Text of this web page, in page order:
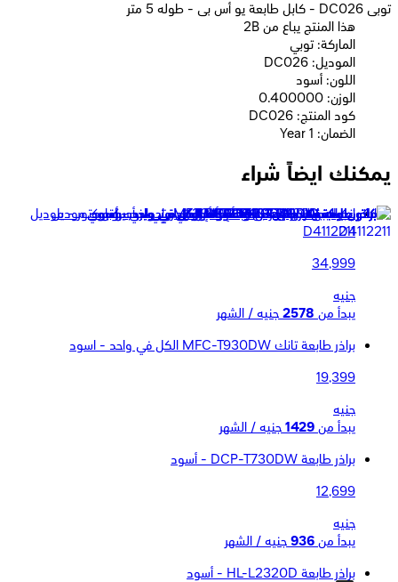
توبى DC026 - كابل طابعة يو أس بى - طوله 5 متر
2B هذا المنتج يباع من
الماركة: توبي
الموديل: DC026
اللون: أسود
الوزن: 0.400000
كود المنتج: DC026
الضمان: 1 Year
يمكنك ايضاً شراء
انكر نيبولا جهاز عرض كبسولة إير سمارت ميني بروجيكتور - موديل
D4112211
34,999
جنيه
يبدأ من 2578 جنيه / الشهر
براذر طابعة تانك MFC-T930DW الكل في واحد - اسود
19,399
جنيه
يبدأ من 1429 جنيه / الشهر
براذر طابعة DCP-T730DW - أسود
12,699
جنيه
يبدأ من 936 جنيه / الشهر
براذر طابعة HL-L2320D - أسود